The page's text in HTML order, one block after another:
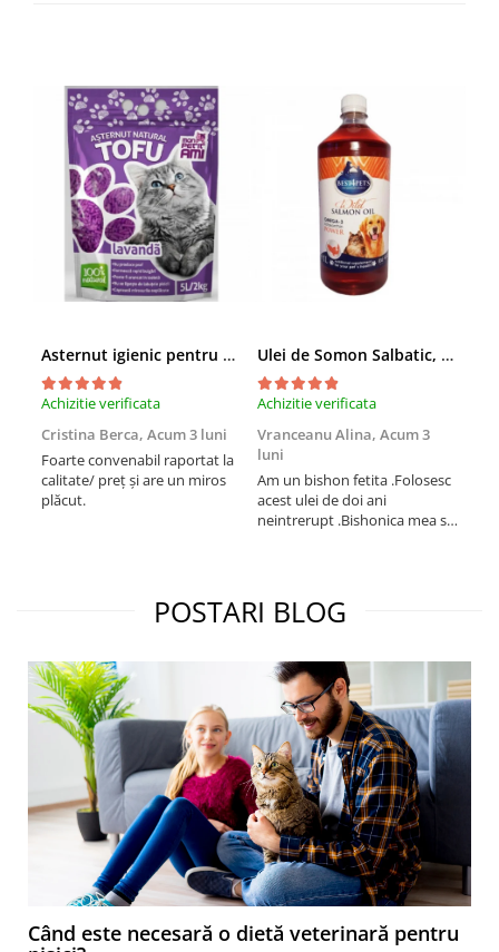
Asternut igienic pentru pisici Tofu Lavanda, Mon Petit 5 l
Achizitie verificata
Cristina Berca, Acum 3 luni
Foarte convenabil raportat la
calitate/ preț și are un miros
plăcut.
Ulei de Somon Salbatic, câini și pisici, piele si blană, BEST4PETS, 1l
Achizitie verificata
Vranceanu Alina, Acum 3
luni
Am un bishon fetita .Folosesc
acest ulei de doi ani
neintrerupt .Bishonica mea se
treia comanda recomand cu
mult drag !
POSTARI BLOG
Când este necesară o dietă veterinară pentru